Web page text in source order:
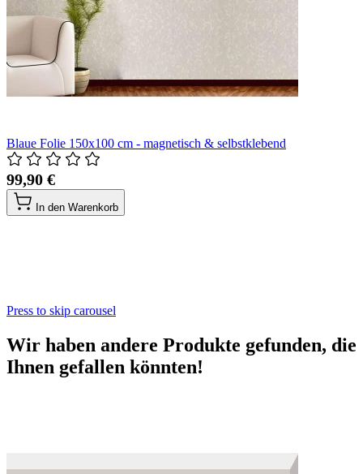
Blaue Folie 150x100 cm - magnetisch & selbstklebend
99,90 €
In den Warenkorb
Press to skip carousel
Wir haben andere Produkte gefunden, die
Ihnen gefallen könnten!